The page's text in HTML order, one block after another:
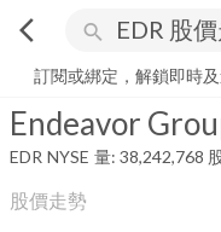
arrow_back_ios search
Endeavor Group Holdings,
訂閱或綁定，解鎖即時
EDR NYSE 量: 38,242,768
股價走勢